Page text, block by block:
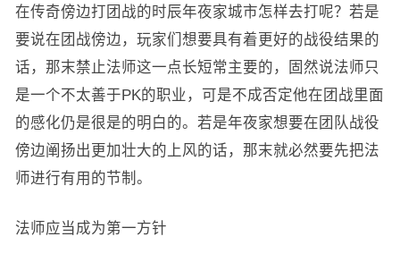
在传奇傍边打团战的时辰年夜家城市怎样去打呢？若是
要说在团战傍边，玩家们想要具有着更好的战役结果的
话，那末禁止法师这一点长短常主要的，固然说法师只
是一个不太善于PK的职业，可是不成否定他在团战里面
的感化仍是很是的明白的。若是年夜家想要在团队战役
傍边阐扬出更加壮大的上风的话，那末就必然要先把法
师进行有用的节制。
法师应当成为第一方针